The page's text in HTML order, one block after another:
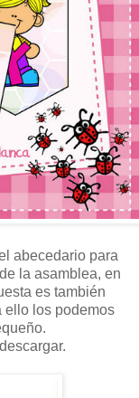
abecedario para
la asamblea, en
es también
ello los podemos